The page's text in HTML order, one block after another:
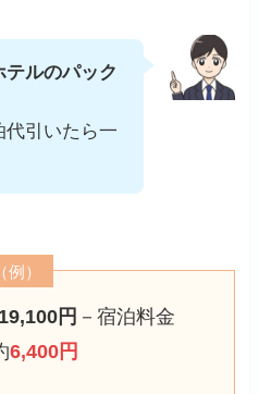
テルのパック
代引いたら一
）
19,100円 －宿泊料金
6,400円